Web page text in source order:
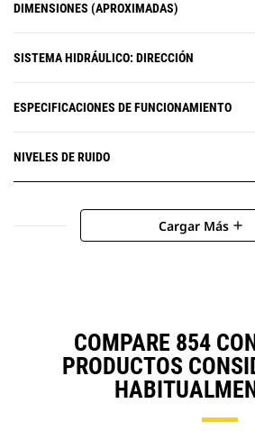
DIMENSIONES (APROXIMADAS)
SISTEMA HIDRÁULICO: DIRECCIÓN
ESPECIFICACIONES DE FUNCIONAMIENTO
NIVELES DE RUIDO
Cargar Más add
COMPARE 854
PRODUCTOS